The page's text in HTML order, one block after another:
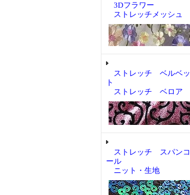
3Dフラワー
ストレッチメッシュ
ストレッチ ベルベッ
ト
ストレッチ ベロア
ストレッチ スパンコ
ール
ニット・生地